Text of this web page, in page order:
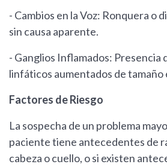
- Cambios en la Voz: Ronquera o
sin causa aparente.
- Ganglios Inflamados: Presencia
linfáticos aumentados de tamaño
Factores de Riesgo
La sospecha de un problema
paciente tiene antecedentes de
cabeza o cuello, o si existen